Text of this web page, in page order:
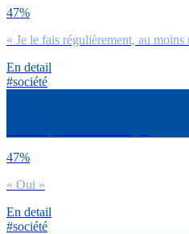
47%
« Je le fais régulièrement, au moins
En detail
#société
47%
« Oui »
En detail
#société